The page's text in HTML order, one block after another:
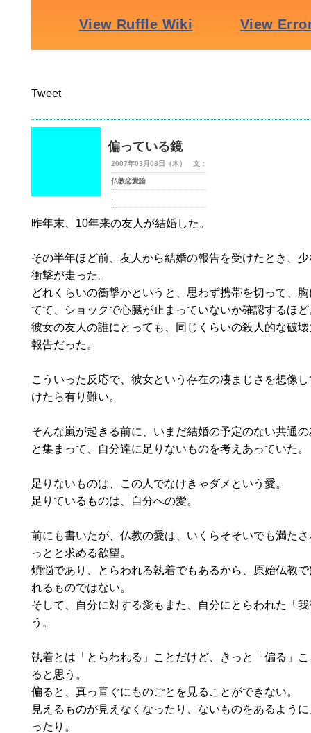
Tweet
偏っている鏡
2007年03月08日（木） 文：
仏教恋愛論
-
昨年末、10年来の友人が結婚した。
その半年ほど前、友人から結婚の報告を受けたとき、
衝撃が走った。
どれくらいの衝撃かというと、思わず携帯を切って、
てて、ショックで心臓が止まっていないか確認するほど
彼女の友人の誰にとっても、同じくらいの殺人的な破
報告だった。
こういった反応で、彼女という存在の凄まじさを想像
けたら有り難い。
そんな嵐が起きる前に、いまだ結婚の予定のない共通
と集まって、自分達に足りないものを考えあっていた。
足りないものは、この人でなけきゃダメという愛。
足りているものは、自分への愛。
前にも書いたが、仏教の愛は、いくらそそいでも満た
っとと求める欲望。
煩悩であり、とらわれる執着でもあるから、原始仏教
れるものではない。
そして、自分に対する愛もまた、自分にとらわれた「
う。
執着とは「とらわれる」ことだけど、きっと「偏る」
ると思う。
偏ると、真っ直ぐにものごとを見ることができない。
見えるものが見えなくなったり、ないものをあるよう
ったり。